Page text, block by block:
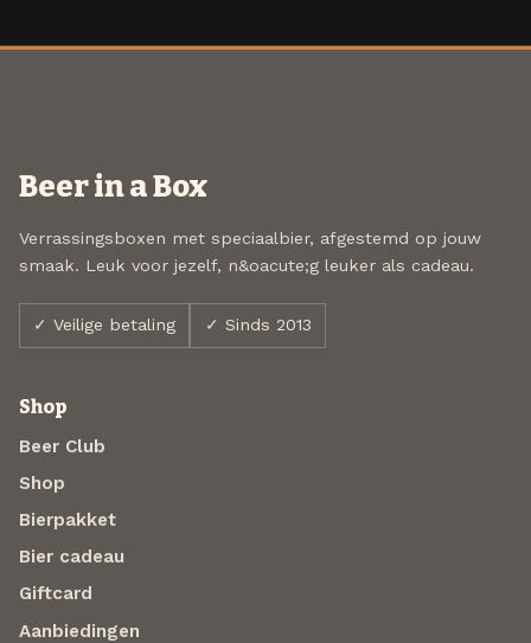
Beer in a Box
Verrassingsboxen met speciaalbier, afgestemd op jouw
smaak. Leuk voor jezelf, n&oacute;g leuker als cadeau.
✓ Veilige betaling ✓ Sinds 2013
Shop
Beer Club
Shop
Bierpakket
Bier cadeau
Giftcard
Aanbiedingen